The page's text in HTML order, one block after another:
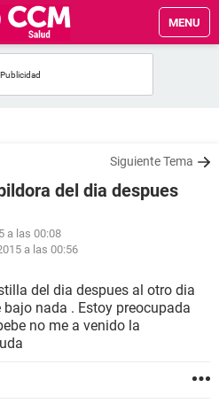
MENU
Siguiente Tema
del dia despues
a las 00:08
a las 00:56
del dia despues al otro dia
nada . Estoy preocupada
no me a venido la